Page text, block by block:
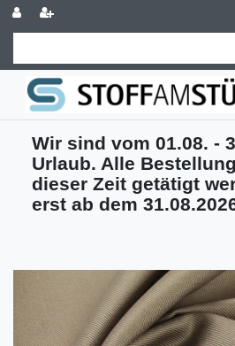
Wir sind vom 01.08. -
Urlaub. Alle
dieser Zeit getätigt
erst ab dem